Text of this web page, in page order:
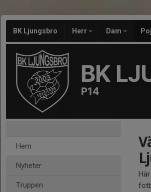
BK Ljungsbro Herr Dam
BK
P14
Hem
Nyheter
Truppen